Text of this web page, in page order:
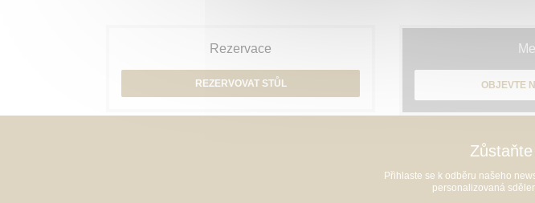
Rezervace
REZERVOVAT STŮL OBJEVTE
Přihlaste se k odběru našeho
personalizovaná